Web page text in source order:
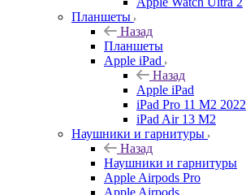
Планшеты
Назад
Планшеты
Apple iPad
Назад
Apple iPad
iPad Pro 11 M2 2022
iPad Air 13 M2
Наушники и гарнитуры
Назад
Наушники и гарнитуры
Apple Airpods Pro
Apple Airpods